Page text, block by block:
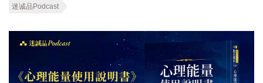
迷诚品Podcast